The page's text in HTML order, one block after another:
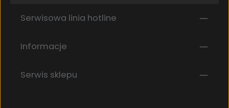
Wybierając kontynuuj potwierdzasz, że przeczytałeś
zaakceptowałeś nasze
Pola oznaczone gwiazdką (*) są polami obowiązkowymi.
Serwisowa linia hotline
Informacje
Serwis sklepu